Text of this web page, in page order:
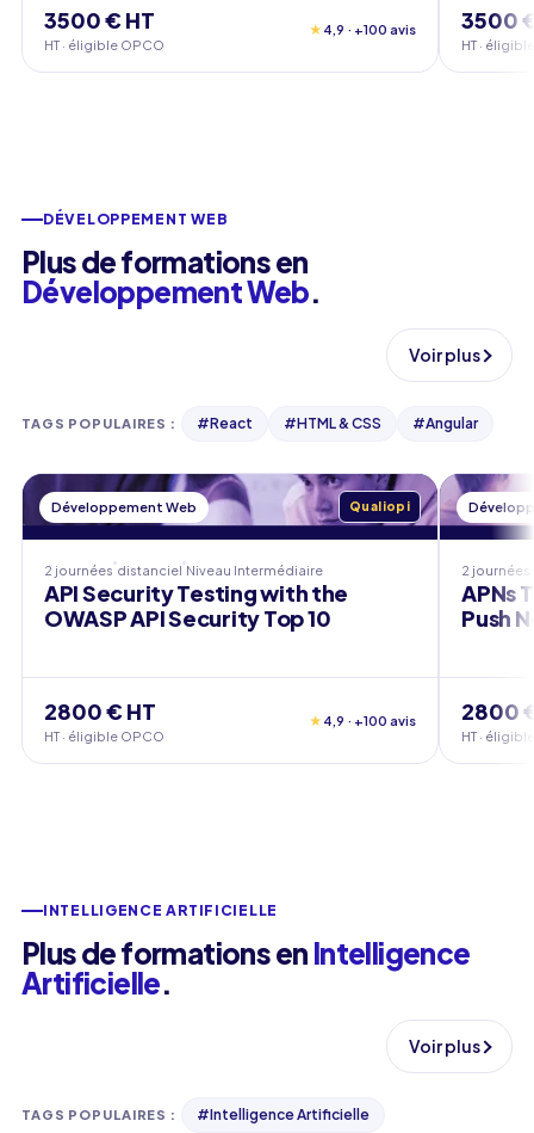
3500 € HT
HT · éligible OPCO
★ 4,9 · +100 avis 3500
HT ·
DÉVELOPPEMENT WEB
Plus de formations en
Développement Web.
Voir plus
TAGS POPULAIRES : #React #HTML & CSS #Angular
Développement Web Qualiopi
2 journées distanciel Niveau Intermédiaire
API Security Testing with the
OWASP API Security Top 10
2800 € HT
HT · éligible OPCO
★ 4,9 · +100 avis
2 journées
APNs
Push
2800
HT ·
INTELLIGENCE ARTIFICIELLE
Plus de formations en Intelligence
Artificielle.
Voir plus
TAGS POPULAIRES : #Intelligence Artificielle